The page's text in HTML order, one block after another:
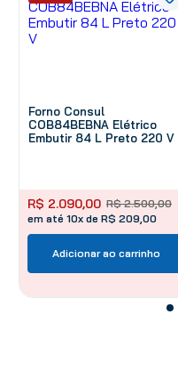
Forno Consul
COB84BEBNA Elétrico
Embutir 84 L Preto 220 V
R$ 2.500,00
R$ 2.090,00
em até 10x de R$ 209,00
Adicionar ao carrinho